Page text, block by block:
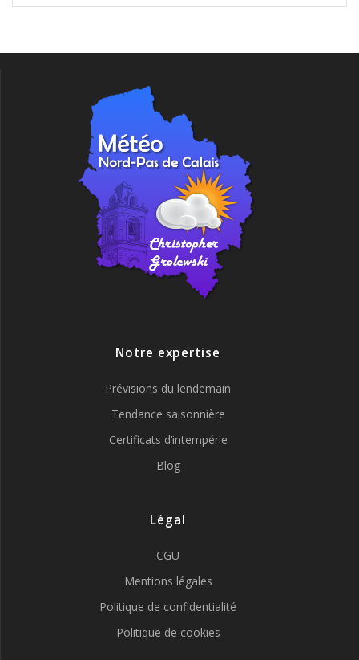
Notre expertise
Prévisions du lendemain
Tendance saisonnière
Certificats d’intempérie
Blog
Légal
CGU
Mentions légales
Politique de confidentialité
Politique de cookies